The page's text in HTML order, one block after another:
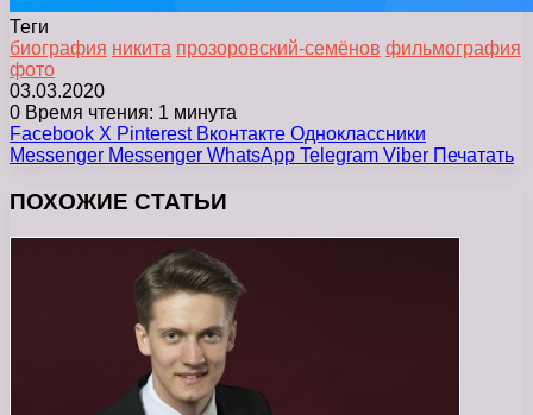
Теги
биография никита прозоровский-семёнов фильмография
фото
03.03.2020
0 Время чтения: 1 минута
Facebook X Pinterest Вконтакте Одноклассники
Messenger Messenger WhatsApp Telegram Viber Печатать
ПОХОЖИЕ СТАТЬИ